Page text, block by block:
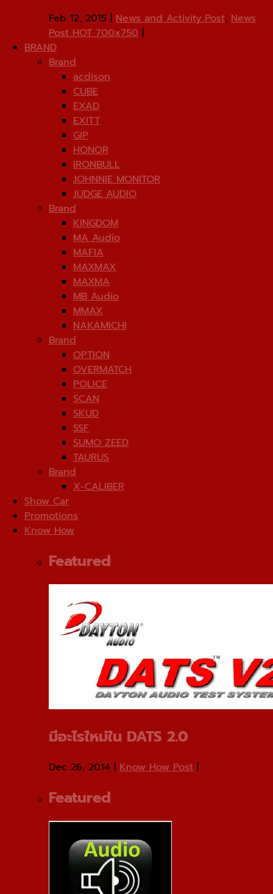
Feb 12, 2015 News and Activity Post, News
Post HOT 700x750
BRAND
Brand
acdison
CUBE
EXAD
EXITT
GIP
HONOR
IRONBULL
JOHNNIE MONITOR
JUDGE AUDIO
Brand
KINGDOM
MA Audio
MAFIA
MAXMAX
MAXMA
MB Audio
MMAX
NAKAMICHI
Brand
OPTION
OVERMATCH
POLICE
SCAN
SKUD
SSF
SUMO ZEED
TAURUS
Brand
X-CALIBER
Show Car
Promotions
Know How
Featured
มีอะไรใหม่ใน DATS 2.0
Dec 26, 2014 | Know How Post |
Featured